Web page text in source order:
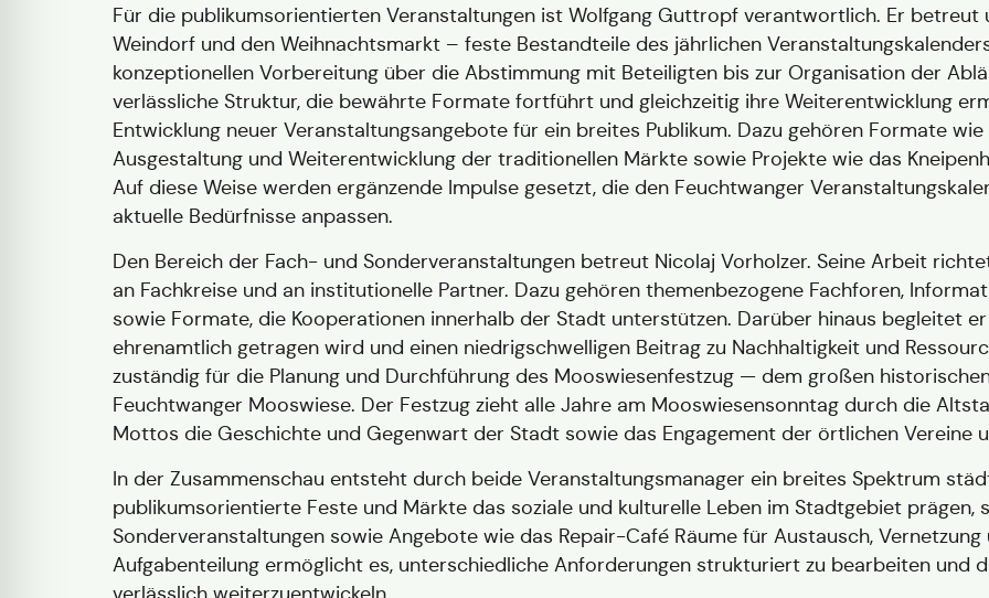
Für die publikumsorientierten Veranstaltungen ist Wolfgang Guttropf verantwortlich. Er
Weindorf und den Weihnachtsmarkt – feste Bestandteile des jährlichen
konzeptionellen Vorbereitung über die Abstimmung mit Beteiligten bis zur Organisation der
verlässliche Struktur, die bewährte Formate fortführt und gleichzeitig ihre Weiterentwicklung
Entwicklung neuer Veranstaltungsangebote für ein breites Publikum. Dazu gehören Formate wie
Ausgestaltung und Weiterentwicklung der traditionellen Märkte sowie Projekte wie das
Auf diese Weise werden ergänzende Impulse gesetzt, die den Feuchtwanger
aktuelle Bedürfnisse anpassen.
Den Bereich der Fach- und Sonderveranstaltungen betreut Nicolaj Vorholzer. Seine Arbeit
an Fachkreise und an institutionelle Partner. Dazu gehören themenbezogene Fachforen,
sowie Formate, die Kooperationen innerhalb der Stadt unterstützen. Darüber hinaus begleitet
ehrenamtlich getragen wird und einen niedrigschwelligen Beitrag zu Nachhaltigkeit und
zuständig für die Planung und Durchführung des Mooswiesenfestzug — dem großen
Feuchtwanger Mooswiese. Der Festzug zieht alle Jahre am Mooswiesensonntag durch die
Mottos die Geschichte und Gegenwart der Stadt sowie das Engagement der örtlichen Vereine
In der Zusammenschau entsteht durch beide Veranstaltungsmanager ein breites Spektrum
publikumsorientierte Feste und Märkte das soziale und kulturelle Leben im Stadtgebiet prägen,
Sonderveranstaltungen sowie Angebote wie das Repair-Café Räume für Austausch,
Aufgabenteilung ermöglicht es, unterschiedliche Anforderungen strukturiert zu bearbeiten und